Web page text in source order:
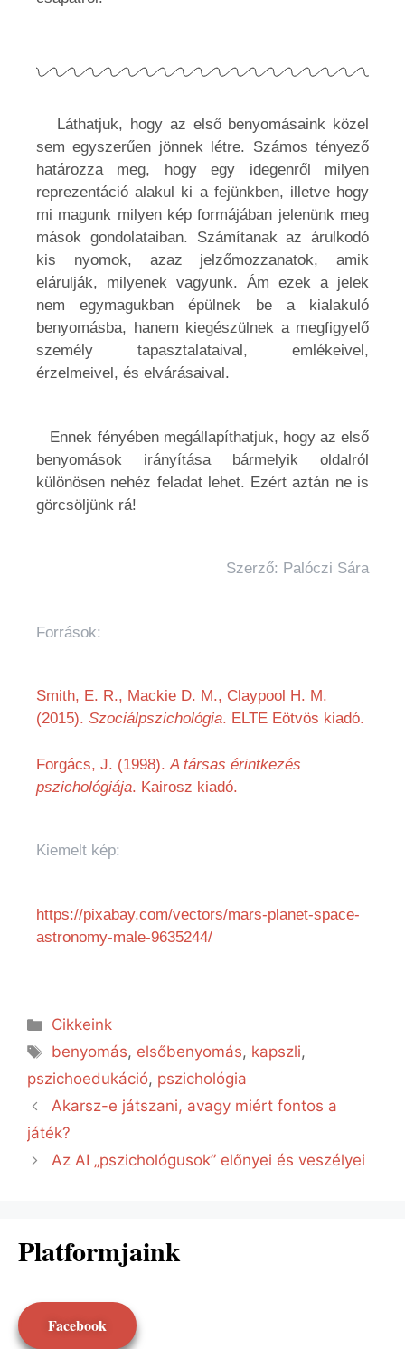
Láthatjuk, hogy az első benyomásaink közel
sem egyszerűen jönnek létre. Számos tényező
határozza meg, hogy egy idegenről milyen
reprezentáció alakul ki a fejünkben, illetve hogy
mi magunk milyen kép formájában jelenünk meg
mások gondolataiban. Számítanak az árulkodó
kis nyomok, azaz jelzőmozzanatok, amik
elárulják, milyenek vagyunk. Ám ezek a jelek
nem egymagukban épülnek be a kialakuló
benyomásba, hanem kiegészülnek a megfigyelő
személy tapasztalataival, emlékeivel,
érzelmeivel, és elvárásaival.
Ennek fényében megállapíthatjuk, hogy az első
benyomások irányítása bármelyik oldalról
különösen nehéz feladat lehet. Ezért aztán ne is
görcsöljünk rá!
Szerző: Palóczi Sára
Források:
Smith, E. R., Mackie D. M., Claypool H. M.
(2015). Szociálpszichológia. ELTE Eötvös kiadó.
Forgács, J. (1998).A társas érintkezés
pszichológiája. Kairosz kiadó.
Kiemelt kép:
https://pixabay.com/vectors/mars-planet-space-
astronomy-male-9635244/
Cikkeink
benyomás, elsőbenyomás, kapszli,
pszichoedukáció, pszichológia
Akarsz-e játszani, avagy miért fontos a
játék?
Az AI „pszichológusok” előnyei és veszélyei
Platformjaink
Facebook